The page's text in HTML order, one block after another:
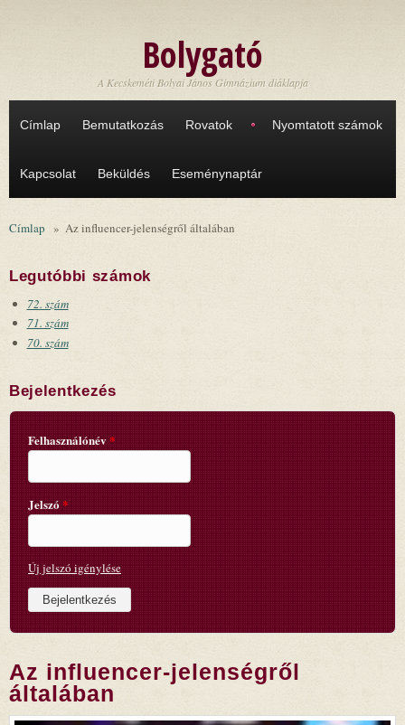
Bolygató
A Kecskeméti Bolyai János Gimnázium diáklapja
Címlap Bemutatkozás Rovatok Nyomtatott számok
Kapcsolat Beküldés Eseménynaptár
Címlap » Az influencer-jelenségről általában
Legutóbbi számok
72. szám
71. szám
70. szám
Bejelentkezés
Felhasználónév*
Jelszó*
Új jelszó igénylése
Az influencer-jelenségről
általában